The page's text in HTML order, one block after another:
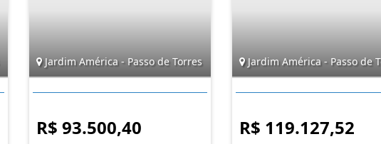
Jardim América - Passo de Torres
R$ 93.500,40
Jardim América - Passo de
R$ 119.127,52